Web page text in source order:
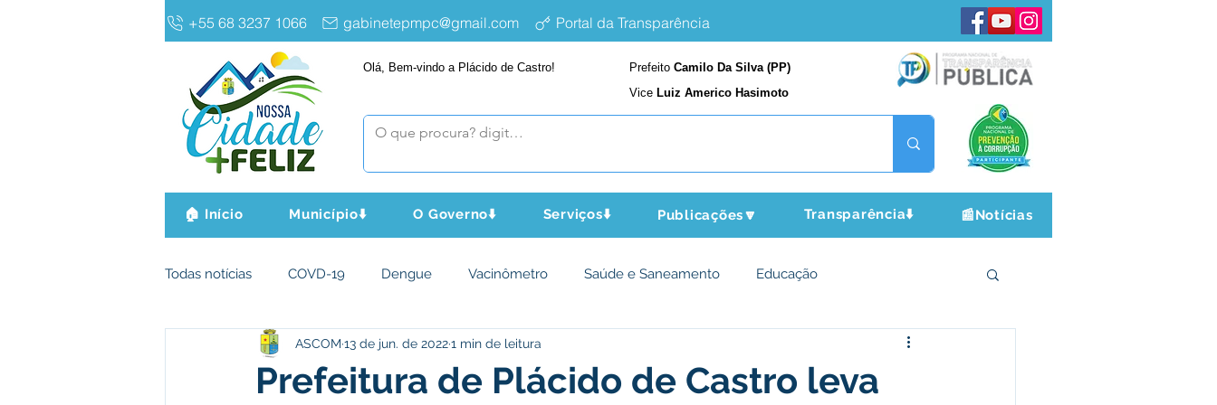
+55 68 3237 1066 gabinetepmpc@gmail.com Portal da Transparência
Olá, Bem-vindo a Plácido de Castro! Prefeito Camilo Da Silva (PP)
Vice Luiz Americo Hasimoto
🏠 Início Município⬇️ O Governo⬇️ Serviços⬇️ Publicações🔽 Transparência⬇️ 📰Notícias
Todas notícias COVD-19 Dengue Vacinômetro Saúde e Saneamento Educação
Infraestrutura e Obras Agricultura e Meio Ambiente
Prefeitura de Plácido de Castro leva
ASCOM 13 de jun. de 20221 min de leitura